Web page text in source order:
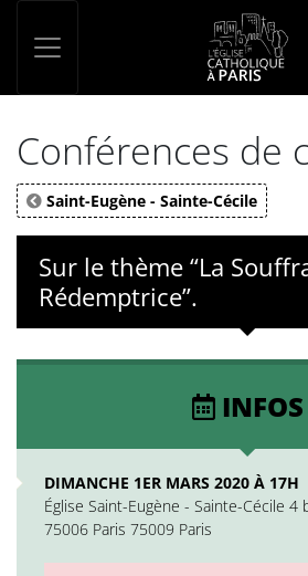
Conférences de
Saint-Eugène - Sainte-Cécile
Sur le thème “La
Rédemptrice”.
INFOS
DIMANCHE 1ER MARS 2020 À 17H
Église Saint-Eugène - Sainte-Cécile 4
75006 Paris 75009 Paris
Panneau de gestion des cookies